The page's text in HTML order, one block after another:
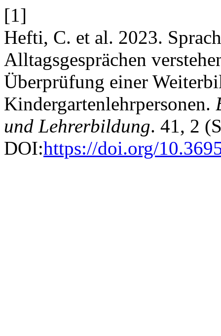
[1]
Hefti, C. et al. 2023.
Alltagsgesprächen
Überprüfung einer
Kindergartenlehrpersonen.
und Lehrerbildung. 41, 2
DOI:https://doi.org/